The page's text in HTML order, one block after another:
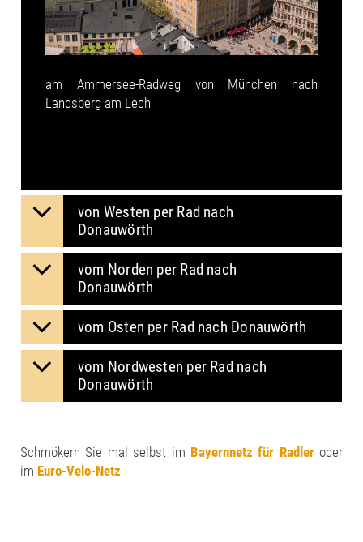
am Ammersee-Radweg von München nach
Landsberg am Lech
von Westen per Rad nach
Donauwörth
vom Norden per Rad nach
Donauwörth
vom Osten per Rad nach Donauwörth
vom Nordwesten per Rad nach
Donauwörth
Schmökern Sie mal selbst im Bayernnetz für Radleroder
im Euro-Velo-Netz